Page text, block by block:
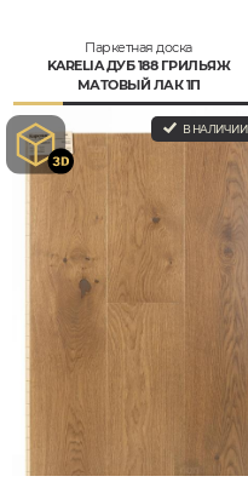
Паркетная доска
KARELIA ДУБ 188 ГРИЛЬЯЖ
МАТОВЫЙ ЛАК 1П
В НАЛИЧИИ